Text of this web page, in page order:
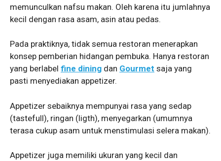
memunculkan nafsu makan. Oleh karena itu jumlahnya
kecil dengan rasa asam, asin atau pedas.
Pada praktiknya, tidak semua restoran menerapkan
konsep pemberian hidangan pembuka. Hanya restoran
yang berlabel fine dining dan Gourmet saja yang
pasti menyediakan appetizer.
Appetizer sebaiknya mempunyai rasa yang sedap
(tastefull), ringan (ligth), menyegarkan (umumnya
terasa cukup asam untuk menstimulasi selera makan).
Appetizer juga memiliki ukuran yang kecil dan